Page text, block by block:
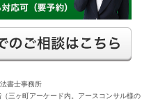
書士事務所
三ヶ町アーケード内。アースコンサル様の